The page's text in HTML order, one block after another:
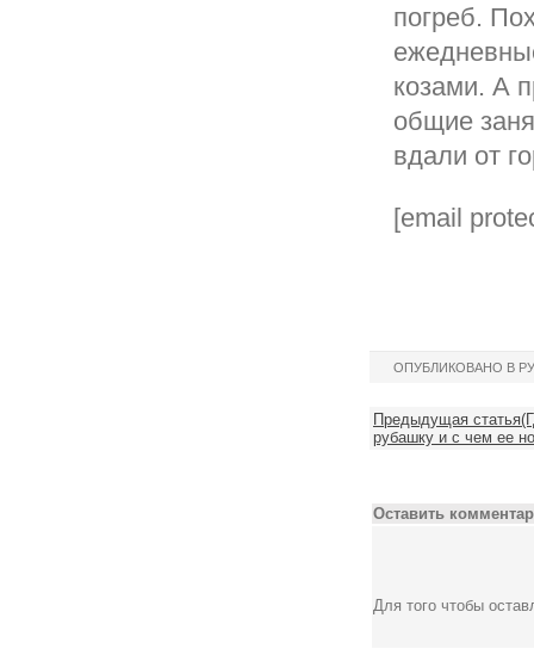
погреб.
козами. А
общие
вдали от
[email
ОПУБЛИКОВАНО В
Предыдущая
рубашку и с чем ее
Оставить
Для того чтобы